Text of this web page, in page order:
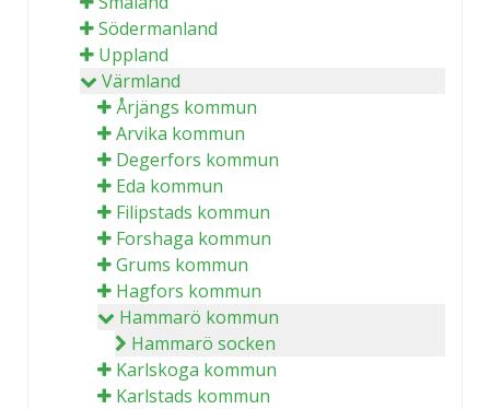
Södermanland
Uppland
Värmland
Årjängs kommun
Arvika kommun
Degerfors kommun
Eda kommun
Filipstads kommun
Forshaga kommun
Grums kommun
Hagfors kommun
Hammarö kommun
Hammarö socken
Karlskoga kommun
Karlstads kommun